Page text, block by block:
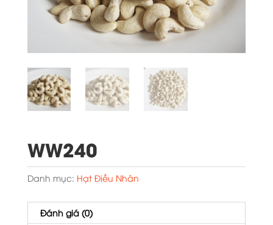
WW240
Danh mục: Hạt Điều Nhân
Đánh giá (0)